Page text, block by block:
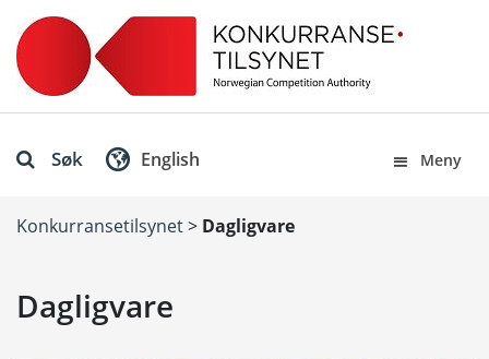
Søk Meny
English
Konkurransetilsynet> Dagligvare
Dagligvare